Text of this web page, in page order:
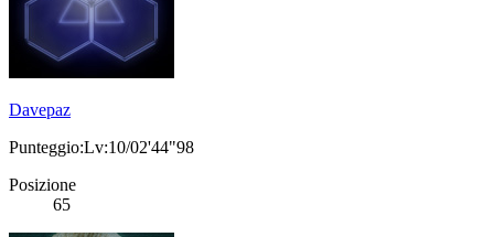
Davepaz
Punteggio:Lv:10/02'44"98
Posizione
65